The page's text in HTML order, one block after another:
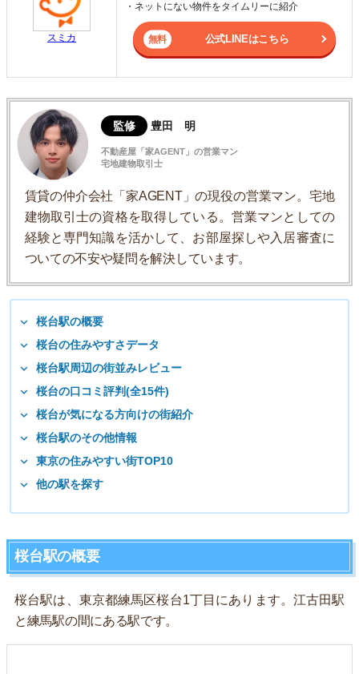
スミカ
・ネットにない物件をタイムリーに紹介
公式LINEはこちら
監修 豊田 明
不動産屋「家AGENT」の営業マン
宅地建物取引士
賃貸の仲介会社「家AGENT」の現役の営業マン。宅地
建物取引士の資格を取得している。営業マンとしての
経験と専門知識を活かして、お部屋探しや入居審査に
ついての不安や疑問を解決しています。
桜台駅の概要
桜台の住みやすさデータ
桜台駅周辺の街並みレビュー
桜台の口コミ評判(全15件)
桜台が気になる方向けの街紹介
桜台駅のその他情報
東京の住みやすい街TOP10
他の駅を探す
桜台駅の概要
桜台駅は、東京都練馬区桜台1丁目にあります。江古田駅
と練馬駅の間にある駅です。